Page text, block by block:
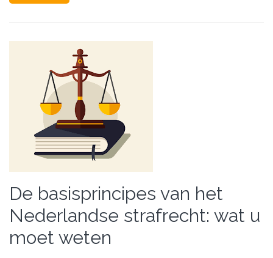
De basisprincipes van het
Nederlandse strafrecht: wat u
moet weten